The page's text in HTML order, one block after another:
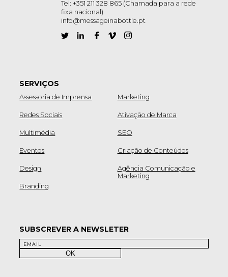
Tel: +351 211 328 865 (Chamada para a rede
fixa nacional)
info@messageinabottle.pt
SERVIÇOS
Assessoria de Imprensa
Redes Sociais
Multimédia
Eventos
Design
Branding
Marketing
Ativação de Marca
SEO
Criação de Conteúdos
Agência Comunicação e
Marketing
SUBSCREVER A NEWSLETER